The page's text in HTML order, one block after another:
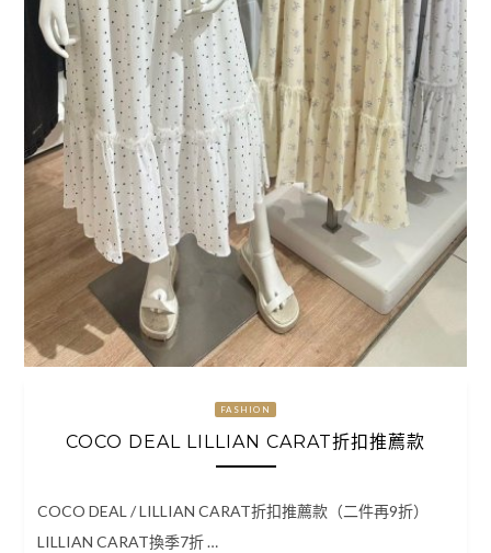
FASHION
COCO DEAL LILLIAN CARAT折扣推薦款
COCO DEAL / LILLIAN CARAT折扣推薦款（二件再9折）
LILLIAN CARAT換季7折 …